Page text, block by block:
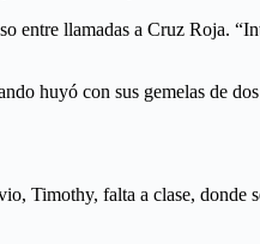
entre llamadas a Cruz Roja.
huyó con sus gemelas de
Timothy, falta a clase, donde